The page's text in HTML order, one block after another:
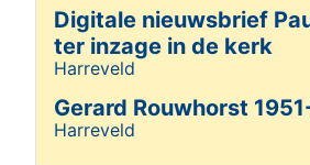
Digitale nieuwsbrief
ter inzage in de kerk
Details
Harreveld
Gerard Rouwhorst
Details
Harreveld